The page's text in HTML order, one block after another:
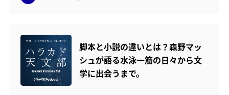
脚本と小説の違いとは？森野マッ
シュが語る水泳一筋の日々から文
学に出会うまで。